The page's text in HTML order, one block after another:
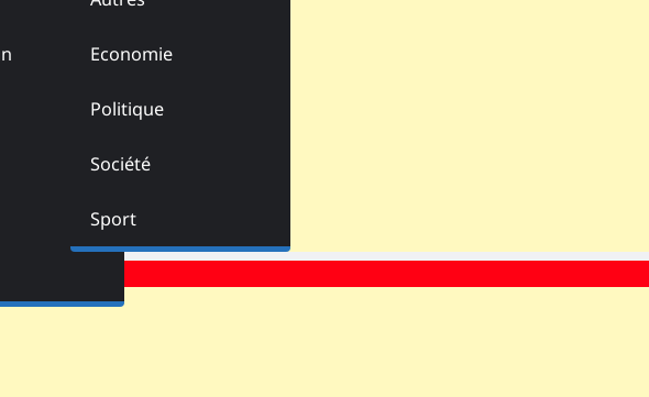
Economie
Politique
Société
Sport